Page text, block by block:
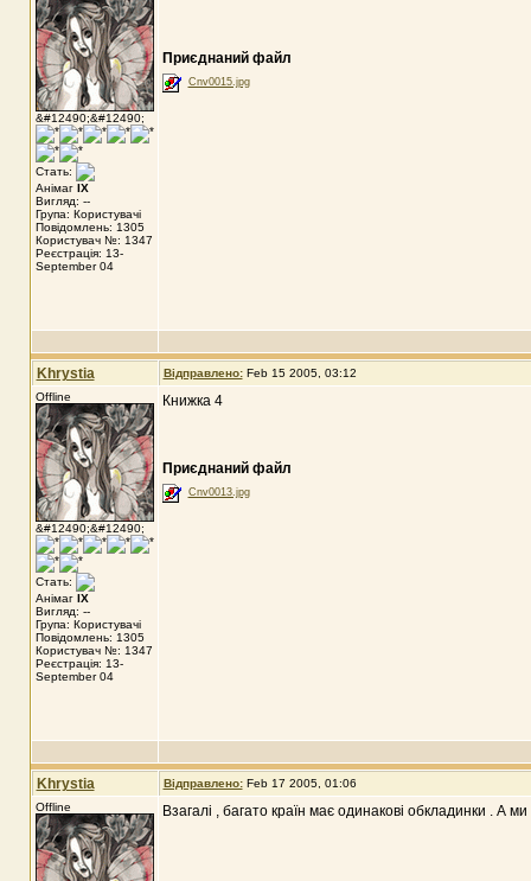
&#12490;&#12490;
Стать:
Анімаг IX
Вигляд: --
Група: Користувачі
Повідомлень: 1305
Користувач №: 1347
Реєстрація: 13-
September 04
Приєднаний файл
Cnv0015.jpg
Khrystia Відправлено: Feb 15 2005, 03:12
Offline
&#12490;&#12490;
Стать:
Анімаг IX
Вигляд: --
Група: Користувачі
Повідомлень: 1305
Користувач №: 1347
Реєстрація: 13-
September 04
Книжка 4
Приєднаний файл
Cnv0013.jpg
Khrystia Відправлено: Feb 17 2005, 01:06
Offline
Взагалі , багато країн має одинакові обкладинки . А ми